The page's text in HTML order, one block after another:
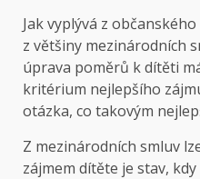
Jak vyplývá z
z většiny mezinárodních
úprava poměrů k dítěti
kritérium nejlepšího
otázka, co takovým
Z mezinárodních smluv
zájmem dítěte je stav,